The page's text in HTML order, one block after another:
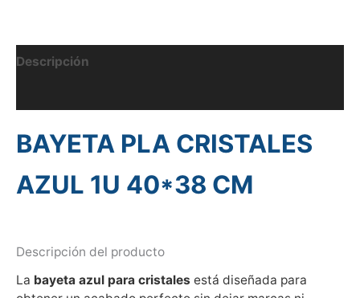
Descripción
BAYETA PLA CRISTALES
AZUL 1U 40*38 CM
Descripción del producto
La bayeta azul para cristales está diseñada para